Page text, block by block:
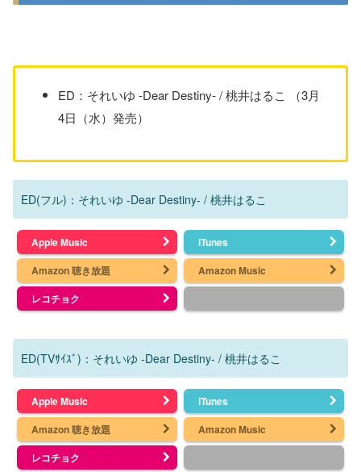
ED：それいゆ -Dear Destiny- / 桃井はるこ （3月
4日（水）発売）
ED(フル)：それいゆ -Dear Destiny- / 桃井はるこ
Apple Music
iTunes
Amazon 聴き放題
Amazon Music
レコチョク
ED(TVｻｲｽﾞ)：それいゆ -Dear Destiny- / 桃井はるこ
Apple Music
iTunes
Amazon 聴き放題
Amazon Music
レコチョク